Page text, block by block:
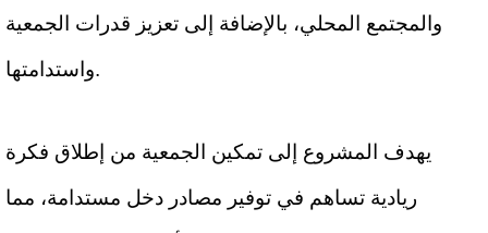
والمجتمع المحلي، بالإضافة إلى تعزيز قدرات الجمعية
واستدامتها.
يهدف المشروع إلى تمكين الجمعية من إطلاق فكرة
ريادية تساهم في توفير مصادر دخل مستدامة، مما